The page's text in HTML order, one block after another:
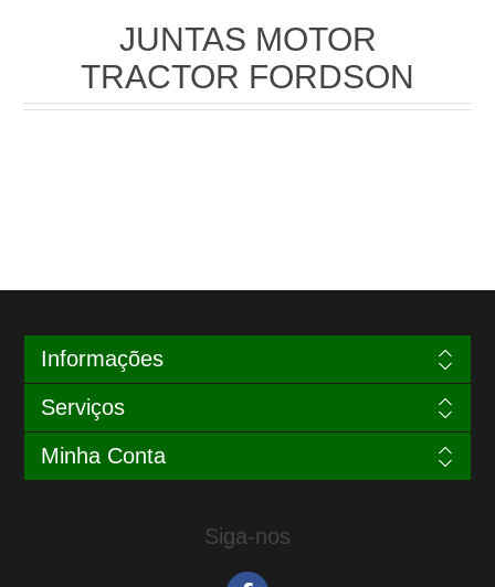
JUNTAS MOTOR
TRACTOR FORDSON
Informações
Serviços
Minha Conta
Siga-nos